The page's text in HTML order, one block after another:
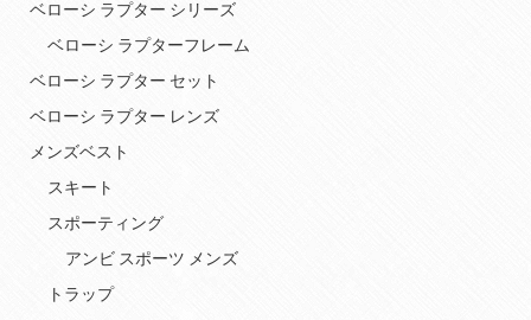
ベローシ ラプター シリーズ
ベローシ ラプターフレーム
ベローシ ラプター セット
ベローシ ラプター レンズ
メンズベスト
スキート
スポーティング
アンビ スポーツ メンズ
トラップ